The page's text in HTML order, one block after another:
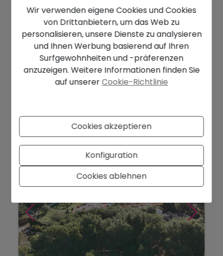
340.000 €
Baugrundstück zu verkaufen in Moraira |
Urbanisation Estret...
901 m2
Wir verwenden eigene Cookies und Cookies
von Drittanbietern, um das Web zu
personalisieren, unsere Dienste zu analysieren
und Ihnen Werbung basierend auf Ihren
Surfgewohnheiten und -präferenzen
anzuzeigen. Weitere Informationen finden Sie
auf unsererCookie-Richtlinie
Cookies akzeptieren
Konfiguration
Cookies ablehnen